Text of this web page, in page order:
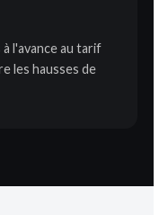
l'avance au tarif
les hausses de